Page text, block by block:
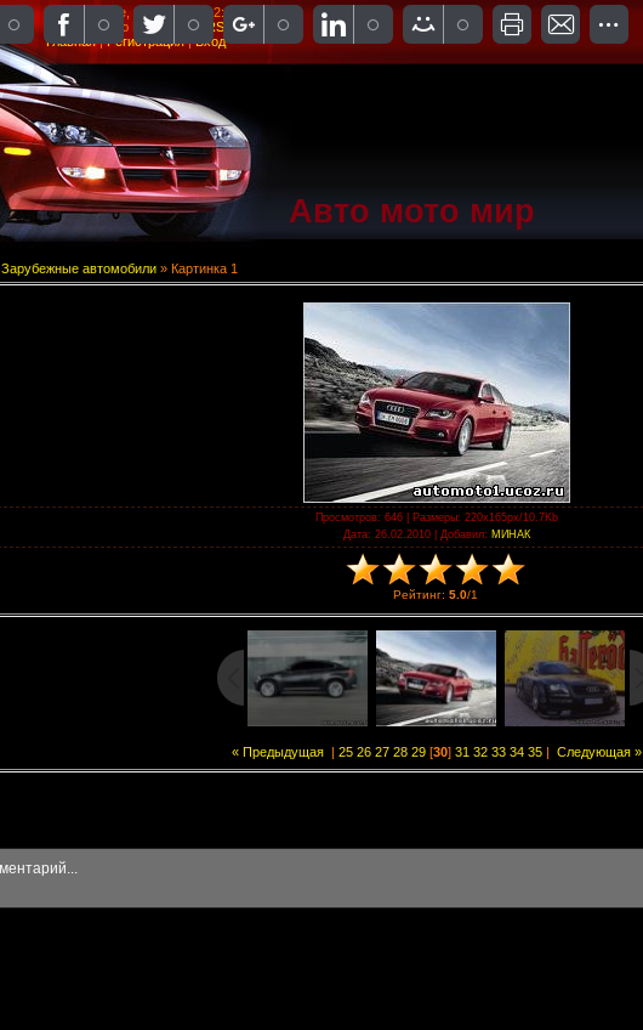
Воскресенье, 09.08.2026, 12:02
Приветствую Вас
Гость|
RSS
Главная|Регистрация|Вход
Авто мото мир
Зарубежные автомобили » Картинка 1
Просмотров: 646 | Размеры: 220x165px/10.7Kb
Дата: 26.02.2010 | Добавил: МИНАК
Рейтинг: 5.0/1
« Предыдущая| 25 26 27 28 29[30] 31 32 33 34 35| Следующая »